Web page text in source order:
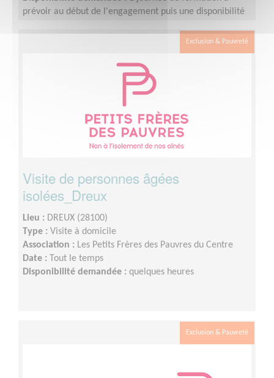
prévoir au début de l'engagement puis une disponibilité
Exclusion & Pauvreté
Visite de personnes âgées
isolées_Dreux
Lieu : DREUX (28100)
Type : Visite à domicile
Association : Les Petits Frères des Pauvres du Centre
Date : Tout le temps
Disponibilité demandée : quelques heures
Exclusion & Pauvreté